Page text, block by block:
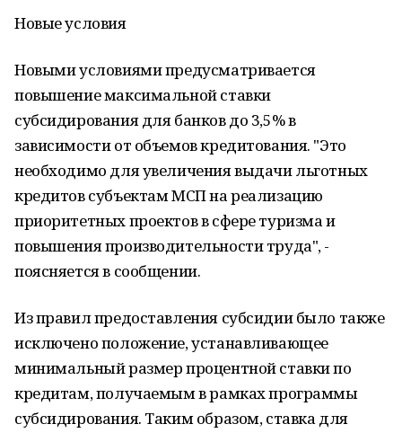
Новые условия
Новыми условиями предусматривается
повышение максимальной ставки
субсидирования для банков до 3,5% в
зависимости от объемов кредитования. "Это
необходимо для увеличения выдачи льготных
кредитов субъектам МСП на реализацию
приоритетных проектов в сфере туризма и
повышения производительности труда", -
поясняется в сообщении.
Из правил предоставления субсидии было также
исключено положение, устанавливающее
минимальный размер процентной ставки по
кредитам, получаемым в рамках программы
субсидирования. Таким образом, ставка для